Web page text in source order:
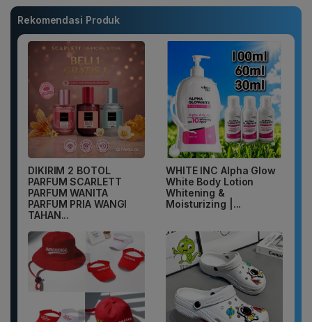
Rekomendasi Produk
DIKIRIM 2 BOTOL
PARFUM SCARLETT
PARFUM WANITA
PARFUM PRIA WANGI
TAHAN...
WHITE INC Alpha Glow
White Body Lotion
Whitening &
Moisturizing |...